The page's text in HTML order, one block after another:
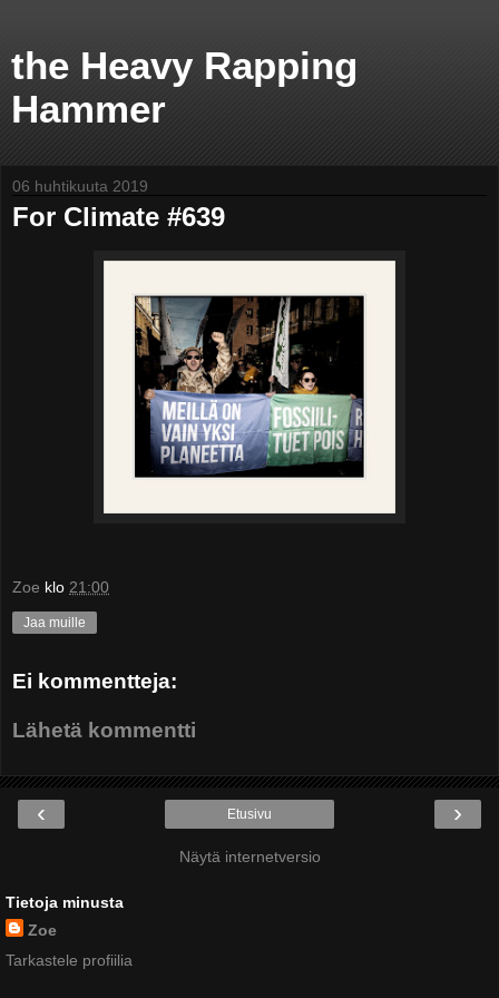
the Heavy Rapping
Hammer
06 huhtikuuta 2019
For Climate #639
Zoe klo 21:00
Jaa muille
Ei kommentteja:
Lähetä kommentti
‹ ›
Etusivu
Näytä internetversio
Tietoja minusta
Zoe
Tarkastele profiilia